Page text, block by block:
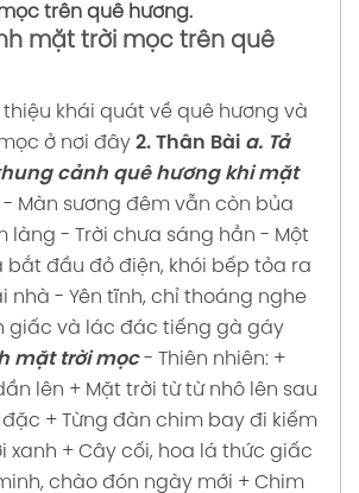
trên quê hương.
mặt trời mọc trên quê
thiệu khái quát về quê hương và
ở nơi đây 2. Thân Bài a. Tả
cảnh quê hương khi mặt
- Màn sương đêm vẫn còn bủa
làng - Trời chưa sáng hẳn - Một
bắt đầu đỏ điện, khói bếp tỏa ra
nhà - Yên tĩnh, chỉ thoáng nghe
giấc và lác đác tiếng gà gáy
mặt trời mọc - Thiên nhiên: +
lên + Mặt trời từ từ nhô lên sau
+ Từng đàn chim bay đi kiếm
xanh + Cây cối, hoa lá thức giấc
chào đón ngày mới + Chim